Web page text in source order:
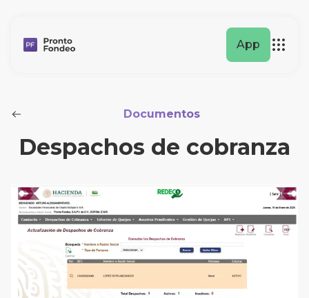
App
Documentos
Despachos de cobranza